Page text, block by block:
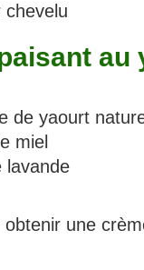
chevelu
au
de yaourt
miel
lavande
une